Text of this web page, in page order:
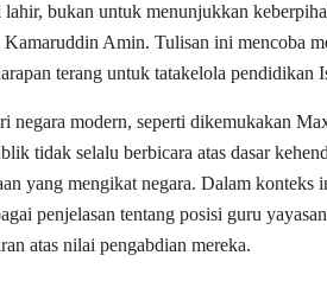
bukan untuk menunjukkan
Amin. Tulisan ini mencoba
terang untuk tatakelola pendidikan
negara modern, seperti dikemukakan
tidak selalu berbicara atas dasar
yang mengikat negara. Dalam
penjelasan tentang posisi guru
atas nilai pengabdian mereka.